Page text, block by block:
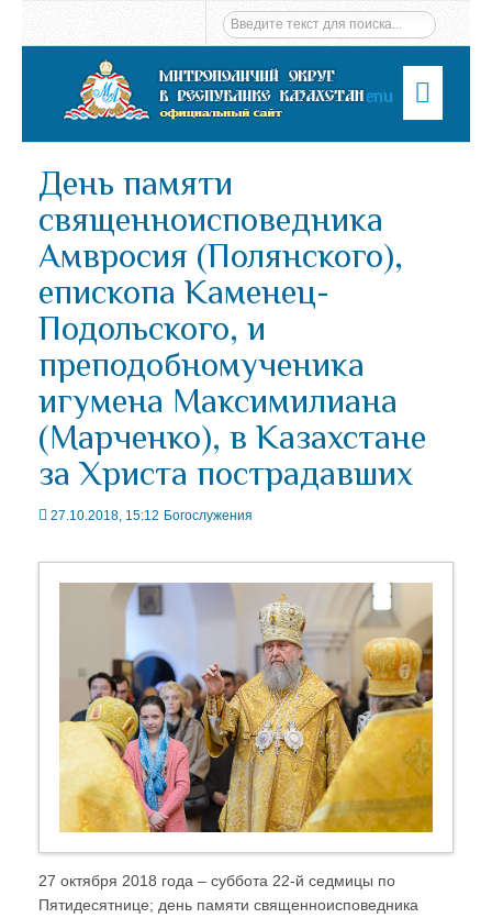
Menu
День памяти
священноисповедника
Амвросия (Полянского),
епископа Каменец-
Подольского, и
преподобномученика
игумена Максимилиана
(Марченко), в Казахстане
за Христа пострадавших
27.10.2018, 15:12 Богослужения
27 октября 2018 года – суббота 22-й седмицы по
Пятидесятнице; день памяти священноисповедника